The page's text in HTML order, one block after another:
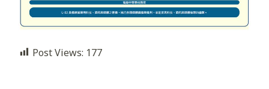
Post Views: 177